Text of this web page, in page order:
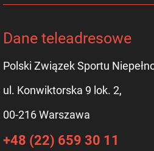
Dane teleadresowe
Polski Związek Sportu
ul. Konwiktorska 9 lok. 2,
00-216 Warszawa
+48 (22) 659 30 11